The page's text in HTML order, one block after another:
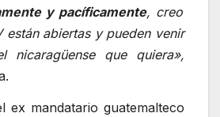
y pacíficamente, creo
están abiertas y pueden venir
que quiera»,
ex mandatario guatemalteco